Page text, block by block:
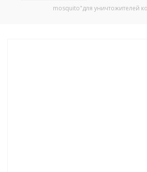
mosquito"для уничтожителей